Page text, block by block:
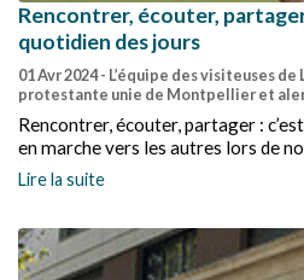
Rencontrer, écouter,
quotidien des jours
01 Avr 2024- L’équipe des visiteuses
protestante unie de Montpellier et
Rencontrer, écouter, partager :
en marche vers les autres lors de
personnes et qui permet de
tardivement lors de cette épreuve,
Lire la suite